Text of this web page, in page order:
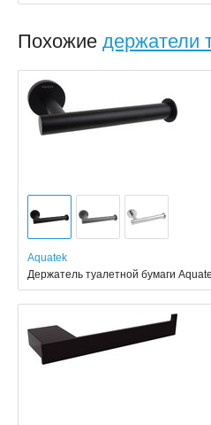
Похожие держатели
Aquatek
Держатель туалетной бумаги